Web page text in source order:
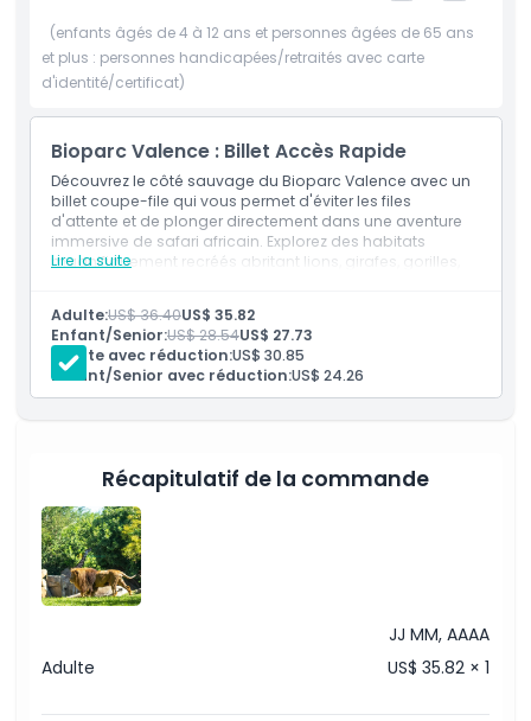
Politique enfant/adulte
Exclus
À savoir
Emplacement
(enfants âgés de 4 à 12 ans et personnes âgées de 65 ans
et plus : personnes handicapées/retraités avec carte
d'identité/certificat)
Bioparc Valence : Billet Accès Rapide
Découvrez le côté sauvage du Bioparc Valence avec un
billet coupe-file qui vous permet d'éviter les files
d'attente et de plonger directement dans une aventure
immersive de safari africain. Explorez des habitats
magnifiquement recréés abritant lions, girafes, gorilles,
visibles. Profitez des repas des animaux, des
présentations éducatives et des expositions interactives
parfaites pour les visiteurs de tout âge. Avec une entrée
mobile instantanée et un accès flexible, ce billet offre une
expérience fluide et inoubliable de la faune au cœur de
Lire la suite
Billet d'entrée
Accès à des activités telles que le nourrissage des
animaux, les spectacles d'animaux, une présentation
au cinéma, et plus encore
Adulte:US$ 36.40US$ 35.82
Enfant/Senior:US$ 28.54US$ 27.73
Adulte avec réduction:US$ 30.85
Enfant/Senior avec réduction:US$ 24.26
Récapitulatif de la commande
JJ MM, AAAA
Adulte
US$ 35.82 × 1